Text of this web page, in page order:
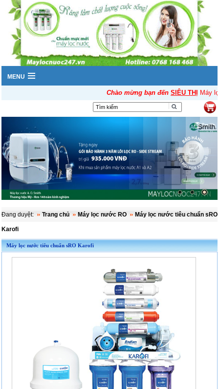
MENU
▼
Chào mừng bạn đếnSIÊU THỊ Máy lọc
Đang duyệt: Trang chủ Máy lọc nước RO Máy lọc nước tiêu chuẩn sRO
Karofi
Máy lọc nước tiêu chuẩn sRO Karofi